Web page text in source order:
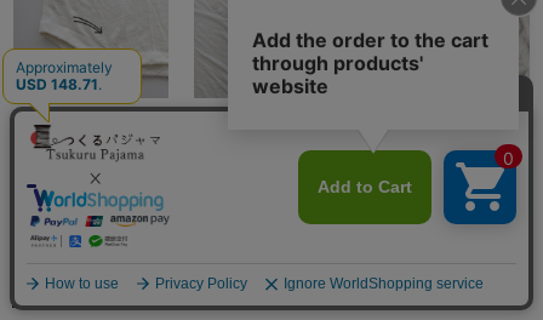
メニュー
すそのボリュー
ムあるアール部
分がおしゃれ度
アップ！部屋着
としても（全色
ポケットつき
安心な前立て
（社会の窓）つ